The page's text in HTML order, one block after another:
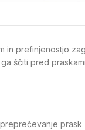
in prefinjenostjo
ščiti pred
prask